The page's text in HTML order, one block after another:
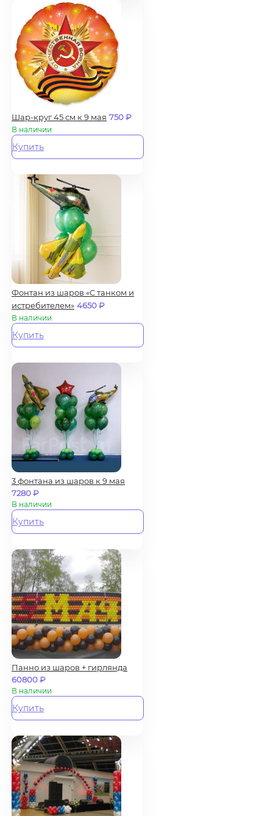
Шар-круг 45 см к 9 мая 750₽
В наличии
Купить
Фонтан из шаров «С танком и
истребителем» 4650₽
В наличии
Купить
3 фонтана из шаров к 9 мая
7280₽
В наличии
Купить
Панно из шаров + гирлянда
60800₽
В наличии
Купить